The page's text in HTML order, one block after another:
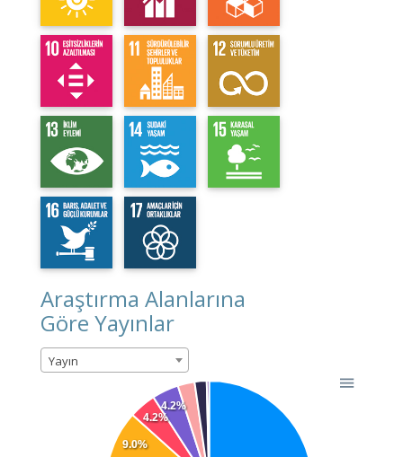
Araştırma Alanlarına
Göre Yayınlar
Yayın
9.0%
4.2%
4.2%